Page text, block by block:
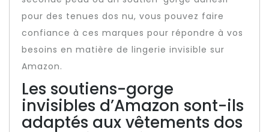
pour des tenues dos nu, vous pouvez faire
confiance à ces marques pour répondre à vos
besoins en matière de lingerie invisible sur
Amazon.
Les soutiens-gorge
invisibles d’Amazon sont-ils
adaptés aux vêtements dos